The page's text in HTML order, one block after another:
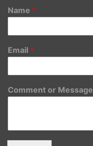
Name *
Email *
Comment or Message